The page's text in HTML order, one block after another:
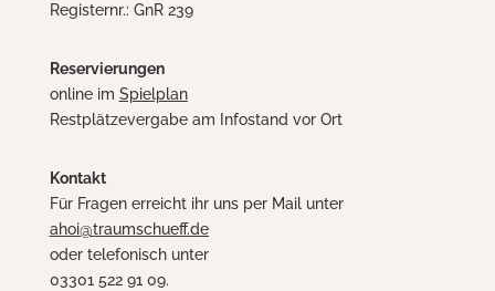
Registernr.: GnR 239
Reservierungen
online im Spielplan
Restplätzevergabe am Infostand vor Ort
Kontakt
Für Fragen erreicht ihr uns per Mail unter
ahoi@traumschueff.de
oder telefonisch unter
03301 522 91 09.